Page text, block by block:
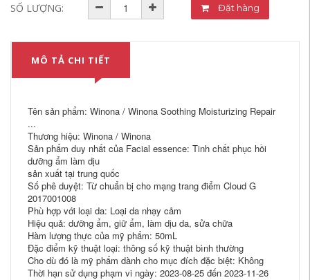
SỐ LƯỢNG: Đặt hàng
MÔ TẢ CHI TIẾT
Tên sản phẩm: Winona / Winona Soothing Moisturizing Repair
...
Thương hiệu: Winona / Winona
Sản phẩm duy nhất của Facial essence: Tinh chất phục hồi
dưỡng ẩm làm dịu
sản xuất tại trung quốc
Số phê duyệt: Từ chuẩn bị cho mạng trang điểm Cloud G
2017001008
Phù hợp với loại da: Loại da nhạy cảm
Hiệu quả: dưỡng ẩm, giữ ẩm, làm dịu da, sửa chữa
Hàm lượng thực của mỹ phẩm: 50mL
Đặc điểm kỹ thuật loại: thông số kỹ thuật bình thường
Cho dù đó là mỹ phẩm dành cho mục đích đặc biệt: Không
Thời hạn sử dụng phạm vi ngày: 2023-08-25 đến 2023-11-26